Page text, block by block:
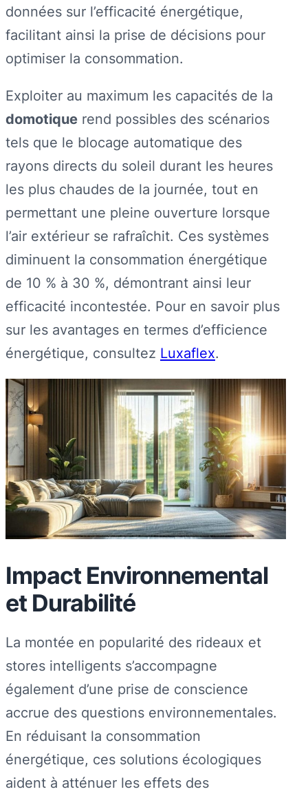
données sur l’efficacité énergétique,
facilitant ainsi la prise de décisions pour
optimiser la consommation.
Exploiter au maximum les capacités de la
domotique rend possibles des scénarios
tels que le blocage automatique des
rayons directs du soleil durant les heures
les plus chaudes de la journée, tout en
permettant une pleine ouverture lorsque
l’air extérieur se rafraîchit. Ces systèmes
diminuent la consommation énergétique
de 10 % à 30 %, démontrant ainsi leur
efficacité incontestée. Pour en savoir plus
sur les avantages en termes d’efficience
énergétique, consultez Luxaflex.
Impact Environnemental
et Durabilité
La montée en popularité des rideaux et
stores intelligents s’accompagne
également d’une prise de conscience
accrue des questions environnementales.
En réduisant la consommation
énergétique, ces solutions écologiques
aident à atténuer les effets des